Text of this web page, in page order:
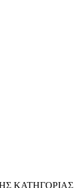
ΚΑΤΗΓΟΡΙΑΣ